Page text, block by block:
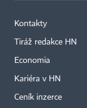
Kontakty
Tiráž redakce HN
Economia
Kariéra v HN
Ceník inzerce